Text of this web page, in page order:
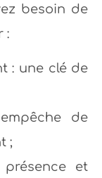
besoin de
:
: une clé de
de
;
et